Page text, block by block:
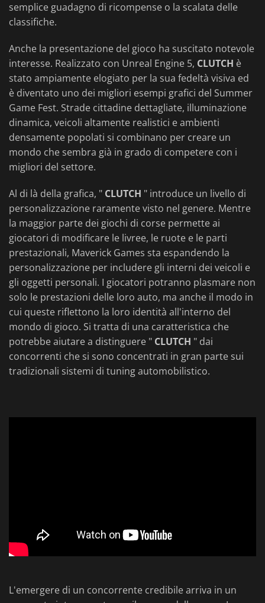
semplice guadagno di ricompense o la scalata delle
classifiche.
Anche la presentazione del gioco ha suscitato notevole
interesse. Realizzato con Unreal Engine 5, CLUTCH è
stato ampiamente elogiato per la sua fedeltà visiva ed
è diventato uno dei migliori esempi grafici del Summer
Game Fest. Strade cittadine dettagliate, illuminazione
dinamica, veicoli altamente realistici e ambienti
densamente popolati si combinano per creare un
mondo che sembra già in grado di competere con i
migliori del settore.
Al di là della grafica, " CLUTCH " introduce un livello di
personalizzazione raramente visto nel genere. Mentre
la maggior parte dei giochi di corse permette ai
giocatori di modificare le livree, le ruote e le parti
prestazionali, Maverick Games sta espandendo la
personalizzazione per includere gli interni dei veicoli e
gli oggetti personali. I giocatori potranno plasmare non
solo le prestazioni delle loro auto, ma anche il modo in
cui queste riflettono la loro identità all'interno del
mondo di gioco. Si tratta di una caratteristica che
potrebbe aiutare a distinguere " CLUTCH " dai
concorrenti che si sono concentrati in gran parte sui
tradizionali sistemi di tuning automobilistico.
L'emergere di un concorrente credibile arriva in un